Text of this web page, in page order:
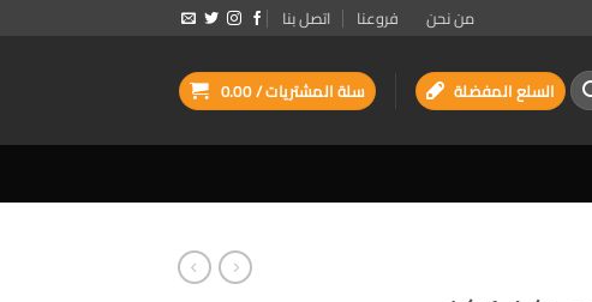
من نحن فروعنا اتصل بنا
السلع المفضلة سلة المشتريات /0.00